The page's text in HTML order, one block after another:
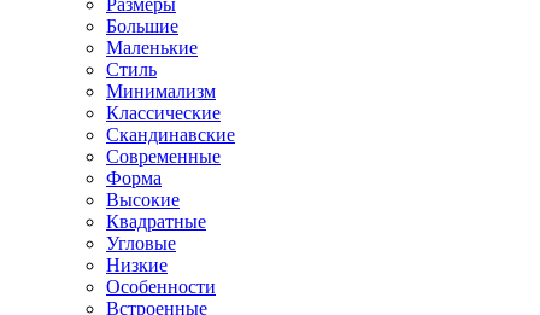
Размеры
Большие
Маленькие
Стиль
Минимализм
Классические
Скандинавские
Современные
Форма
Высокие
Квадратные
Угловые
Низкие
Особенности
Встроенные